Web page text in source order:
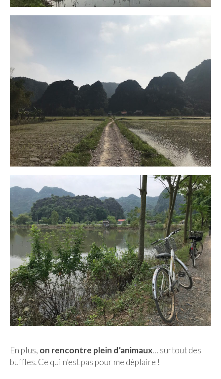
En plus, on rencontre plein d’animaux… surtout des
buffles. Ce qui n’est pas pour me déplaire !